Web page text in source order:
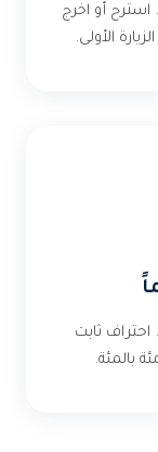
أو اخرج
الأولى.
احتراف ثابت
بالمئة.